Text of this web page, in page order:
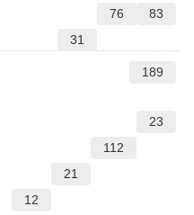
83
76
31
189
23
112
21
12